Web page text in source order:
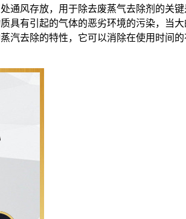
通风存放，用于除去废蒸气去除剂的关键
具有引起的气体的恶劣环境的污染，当大
汽去除的特性，它可以消除在使用时间的